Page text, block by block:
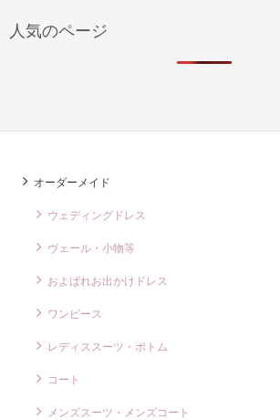
人気のページ
オーダーメイド
ウェディングドレス
ヴェール・小物等
およばれお出かけドレス
ワンピース
レディススーツ・ボトム
コート
メンズスーツ・メンズコート